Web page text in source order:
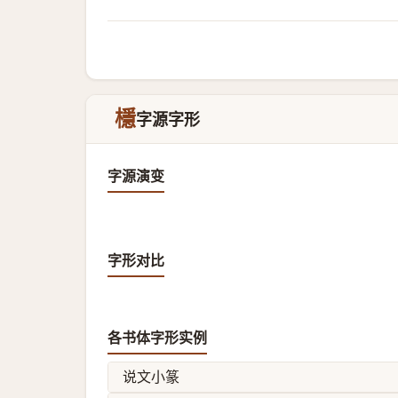
檼字源字形
字源演变
字形对比
各书体字形实例
说文小篆